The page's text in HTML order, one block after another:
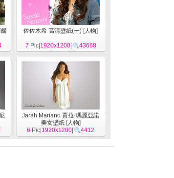
佐佐木希 高清壁紙(一) [人物]
7 Pic| 1920x1200| 43668
Jarah Mariano 賈拉·瑪麗亞諾
美女壁紙[人物]
6 Pic| 1920x1200 4412